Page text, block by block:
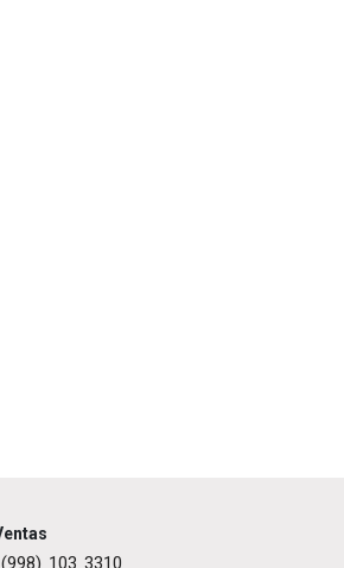
103 3310